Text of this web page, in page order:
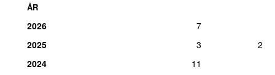
ÅR
2026
7
2025
3
2
2024
11